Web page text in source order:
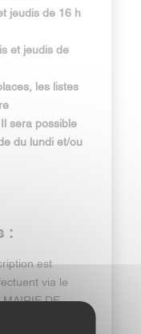
jeudis de 16 h
et jeudis de
les listes
Il sera possible
du lundi et/ou
:
est
via le
MAIRIE DE